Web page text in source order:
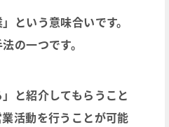
という意味合いです。
の一つです。
と紹介してもらうこと
活動を行うことが可能